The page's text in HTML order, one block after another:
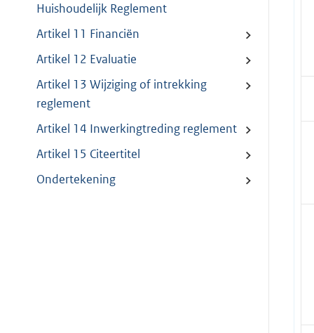
Huishoudelijk Reglement
Artikel 11 Financiën
Artikel 12 Evaluatie
Artikel 13 Wijziging of intrekking
reglement
Artikel 14 Inwerkingtreding reglement
Artikel 15 Citeertitel
Ondertekening